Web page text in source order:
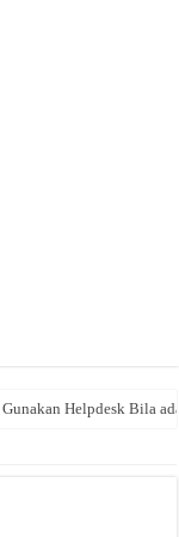
Helpdesk Bila